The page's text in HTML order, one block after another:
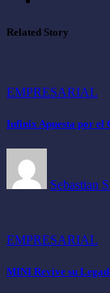
Related Story
EMPRESARIAL
Infinix Apuesta por el
Sebastian
EMPRESARIAL
MINI Revive su